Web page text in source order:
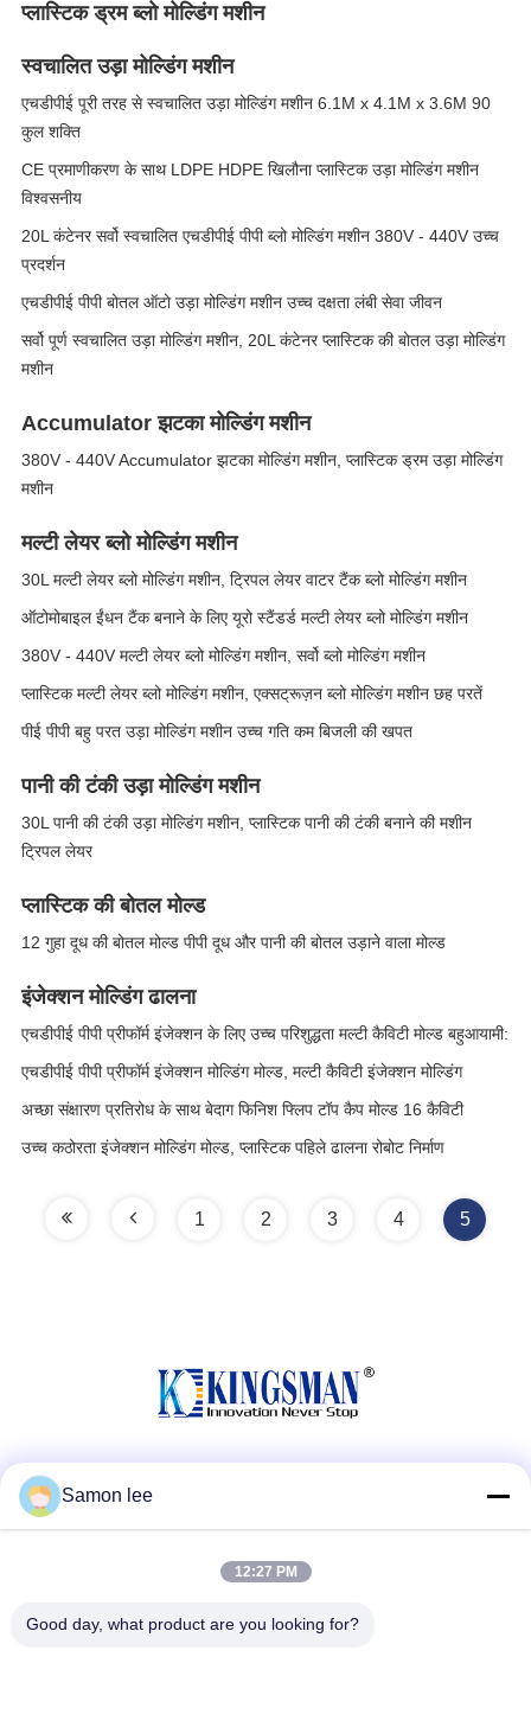
प्लास्टिक ड्रम ब्लो मोल्डिंग मशीन
स्वचालित उड़ा मोल्डिंग मशीन
एचडीपीई पूरी तरह से स्वचालित उड़ा मोल्डिंग मशीन 6.1M x 4.1M x 3.6M 90
कुल शक्ति
CE प्रमाणीकरण के साथ LDPE HDPE खिलौना प्लास्टिक उड़ा मोल्डिंग मशीन
विश्वसनीय
20L कंटेनर सर्वो स्वचालित एचडीपीई पीपी ब्लो मोल्डिंग मशीन 380V - 440V उच्च
प्रदर्शन
एचडीपीई पीपी बोतल ऑटो उड़ा मोल्डिंग मशीन उच्च दक्षता लंबी सेवा जीवन
सर्वो पूर्ण स्वचालित उड़ा मोल्डिंग मशीन, 20L कंटेनर प्लास्टिक की बोतल उड़ा मोल्डिंग
मशीन
Accumulator झटका मोल्डिंग मशीन
380V - 440V Accumulator झटका मोल्डिंग मशीन, प्लास्टिक ड्रम उड़ा मोल्डिंग
मशीन
मल्टी लेयर ब्लो मोल्डिंग मशीन
30L मल्टी लेयर ब्लो मोल्डिंग मशीन, ट्रिपल लेयर वाटर टैंक ब्लो मोल्डिंग मशीन
ऑटोमोबाइल ईंधन टैंक बनाने के लिए यूरो स्टैंडर्ड मल्टी लेयर ब्लो मोल्डिंग मशीन
380V - 440V मल्टी लेयर ब्लो मोल्डिंग मशीन, सर्वो ब्लो मोल्डिंग मशीन
प्लास्टिक मल्टी लेयर ब्लो मोल्डिंग मशीन, एक्सट्रूज़न ब्लो मोल्डिंग मशीन छह परतें
पीई पीपी बहु परत उड़ा मोल्डिंग मशीन उच्च गति कम बिजली की खपत
पानी की टंकी उड़ा मोल्डिंग मशीन
30L पानी की टंकी उड़ा मोल्डिंग मशीन, प्लास्टिक पानी की टंकी बनाने की मशीन
ट्रिपल लेयर
प्लास्टिक की बोतल मोल्ड
12 गुहा दूध की बोतल मोल्ड पीपी दूध और पानी की बोतल उड़ाने वाला मोल्ड
इंजेक्शन मोल्डिंग ढालना
एचडीपीई पीपी प्रीफॉर्म इंजेक्शन के लिए उच्च परिशुद्धता मल्टी कैविटी मोल्ड बहुआयामी:
एचडीपीई पीपी प्रीफॉर्म इंजेक्शन मोल्डिंग मोल्ड, मल्टी कैविटी इंजेक्शन मोल्डिंग
अच्छा संक्षारण प्रतिरोध के साथ बेदाग फिनिश फ्लिप टॉप कैप मोल्ड 16 कैविटी
उच्च कठोरता इंजेक्शन मोल्डिंग मोल्ड, प्लास्टिक पहिले ढालना रोबोट निर्माण
1 2 3 4 5
टेलीफोन
Samon lee
12:27 PM
Good day, what product are you looking for?